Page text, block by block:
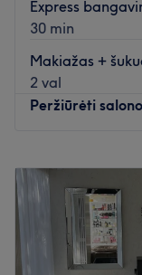
Express
30 min
Makiažas +
2 val
Peržiūrėti
Antradienis
Trečiadienis
Ketvirtadienis
Penktadienis
Šeštadienis